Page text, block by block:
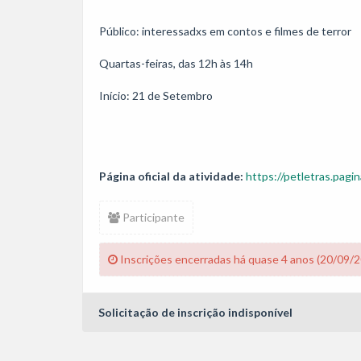
Público: interessadxs em contos e filmes de terror
Quartas-feiras, das 12h às 14h
Início: 21 de Setembro
Página oficial da atividade: https://
Participante
Inscrições encerradas há quase 4 anos (20/09/
Solicitação de inscrição indisponível